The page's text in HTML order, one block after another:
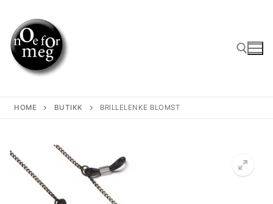
content
HOME BUTIKK BRILLELENKE BLOMST